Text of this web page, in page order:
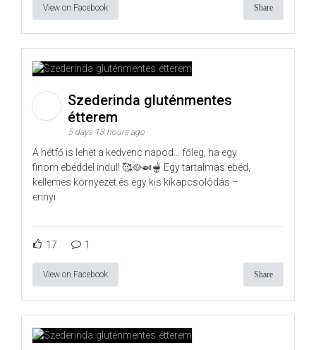
View on Facebook Share
Szederinda gluténmentes
étterem
5 days 13 hours ago
A hétfő is lehet a kedvenc napod… főleg, ha egy
finom ebéddel indul! 🥰🥘🍛🫕 Egy tartalmas ebéd,
kellemes környezet és egy kis kikapcsolódás –
ennyi
17 1
View on Facebook Share